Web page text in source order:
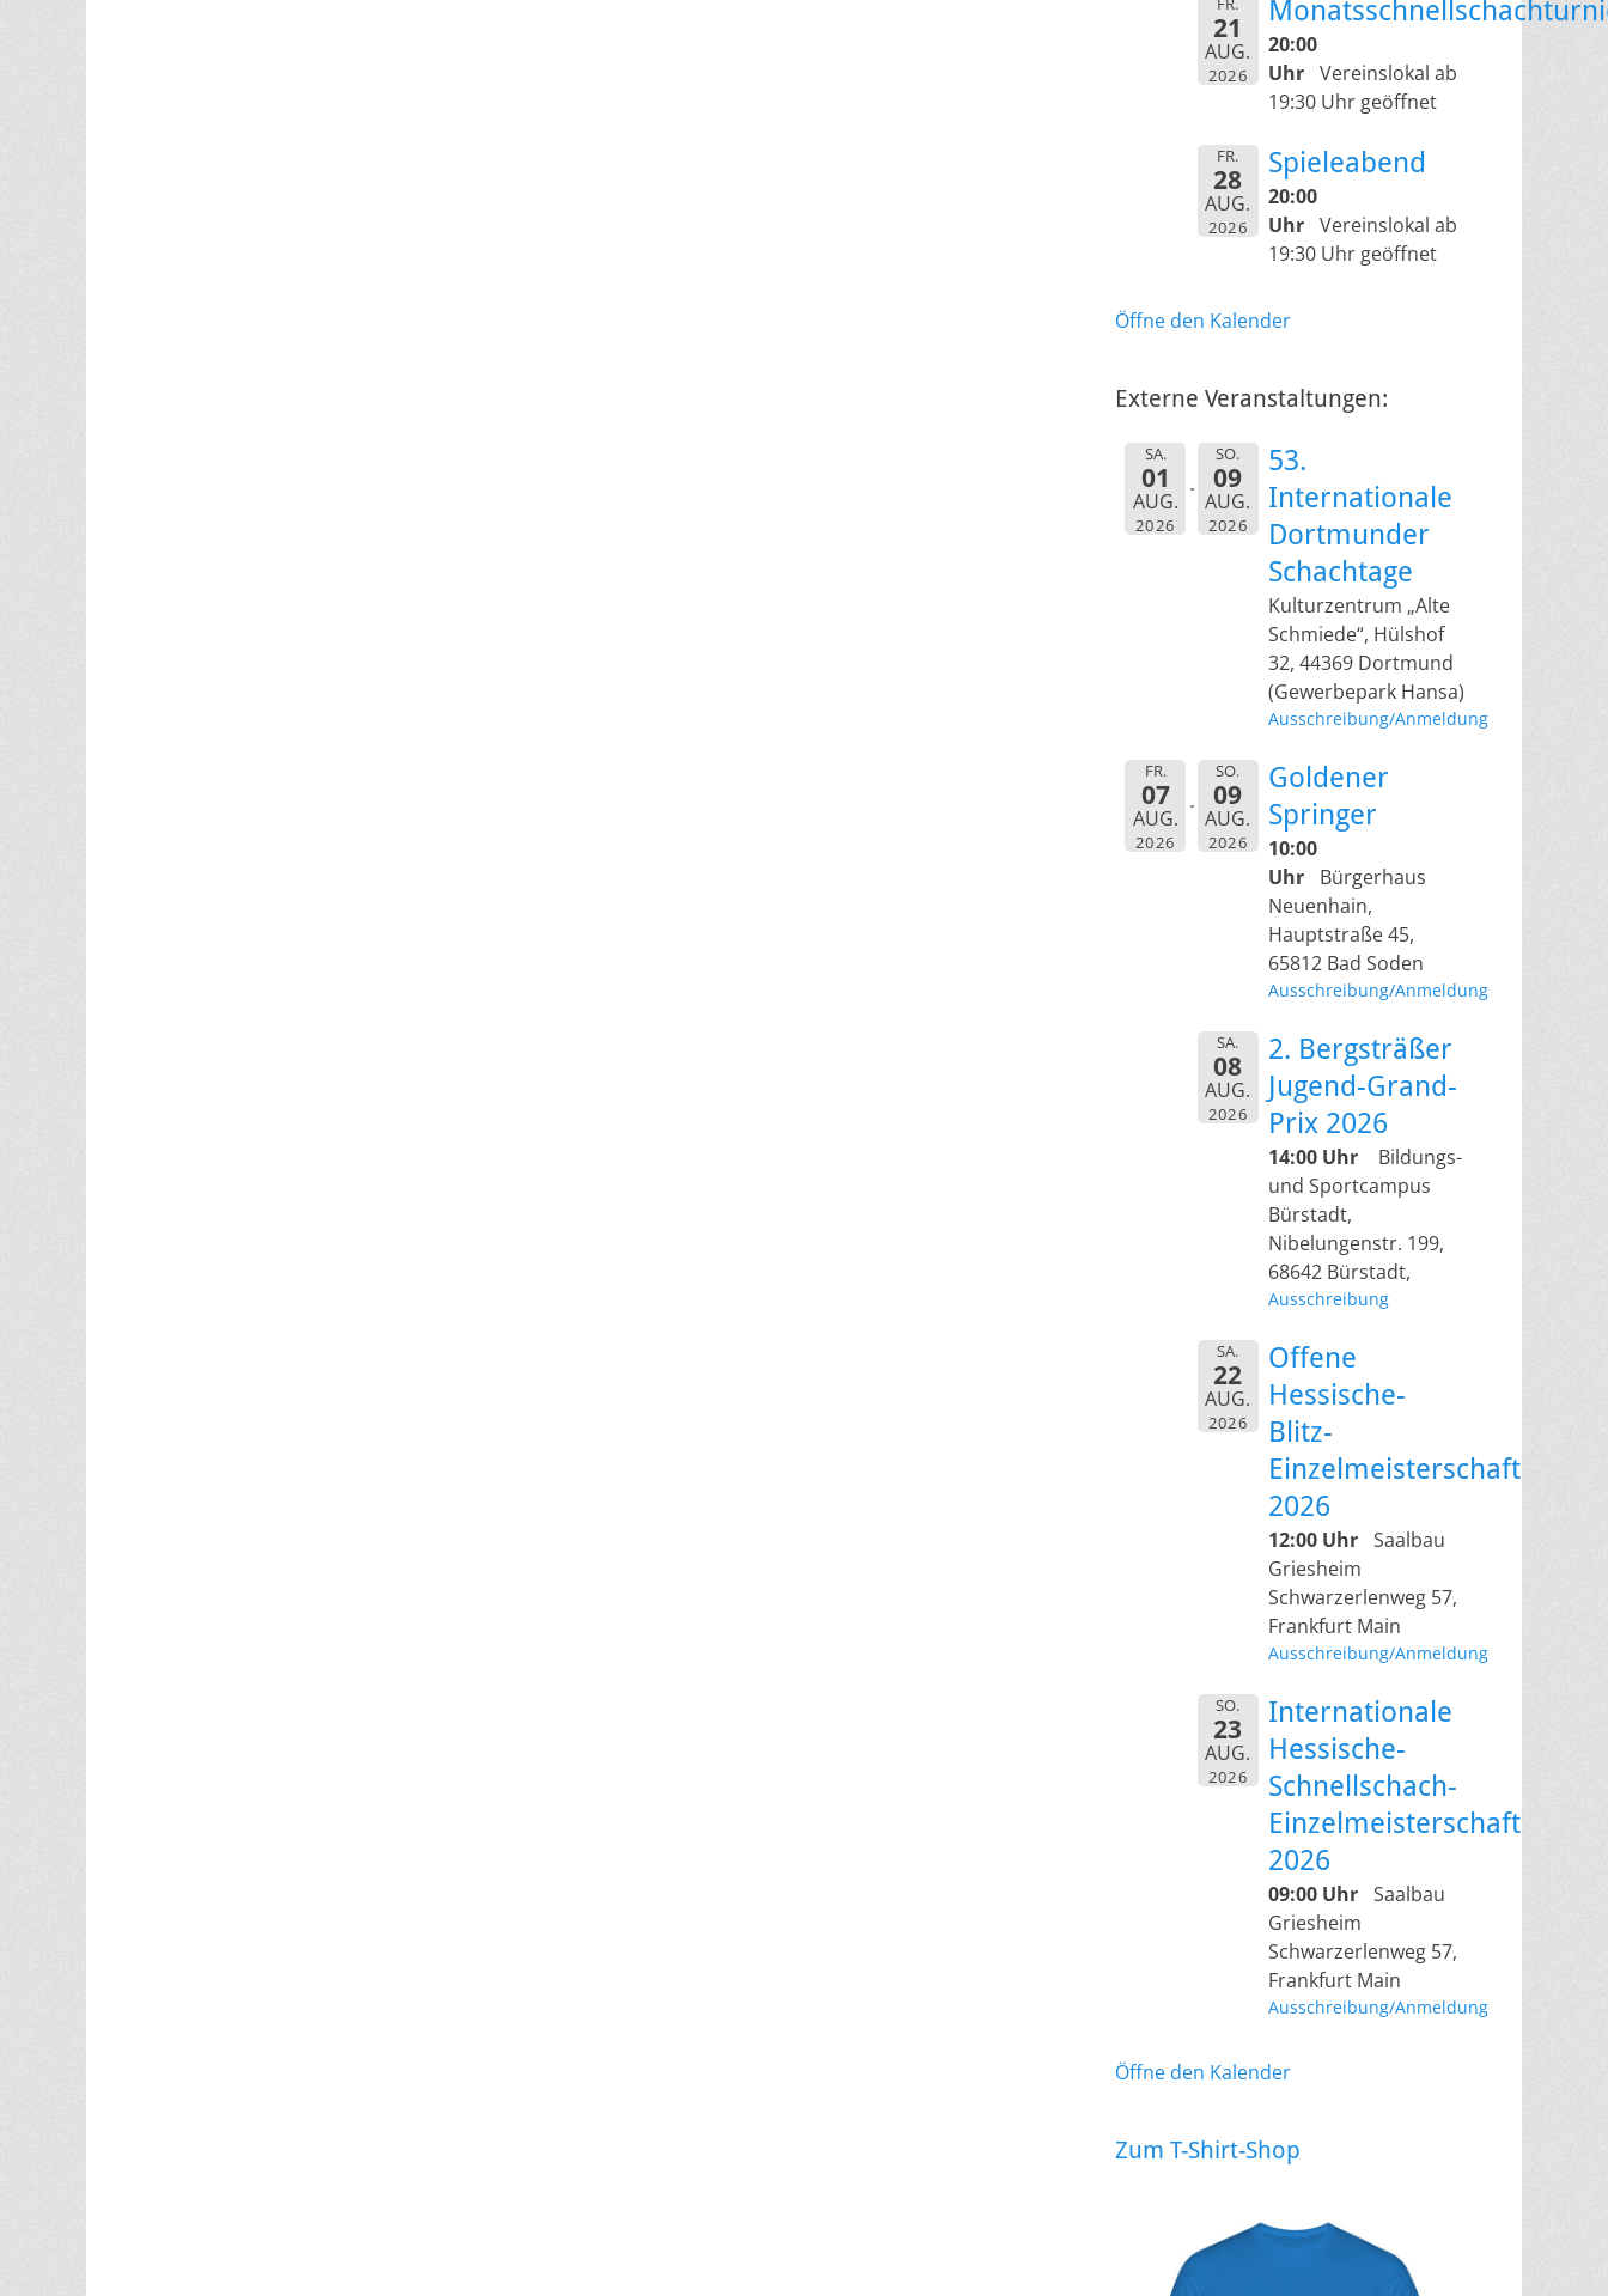
21
AUG.
2026
20:00
Uhr Vereinslokal ab
19:30 Uhr geöffnet
FR.
28
AUG.
2026
Spieleabend
20:00
Uhr Vereinslokal ab
19:30 Uhr geöffnet
Öffne den Kalender
Externe Veranstaltungen:
SA.
01
AUG.
2026
SO.
09
AUG.
2026
53.
Internationale
Dortmunder
Schachtage
Kulturzentrum „Alte
Schmiede“, Hülshof
32, 44369 Dortmund
(Gewerbepark Hansa)
Ausschreibung/Anmeldung
FR.
07
AUG.
2026
SO.
09
AUG.
2026
Goldener
Springer
10:00
Uhr
Bürgerhaus
Neuenhain,
Hauptstraße 45,
65812 Bad Soden
Ausschreibung/Anmeldung
SA.
08
AUG.
2026
2. Bergsträßer
Jugend-Grand-
Prix 2026
14:00 Uhr
Bildungs-
und Sportcampus
Bürstadt,
Nibelungenstr. 199,
68642 Bürstadt,
Ausschreibung
SA.
22
AUG.
2026
Offene
Hessische-
Blitz-
Einzelmeisterschaft
2026
12:00 Uhr Saalbau
Griesheim
Schwarzerlenweg 57,
Frankfurt Main
Ausschreibung/Anmeldung
SO.
23
AUG.
2026
Internationale
Hessische-
Schnellschach-
Einzelmeisterschaft
2026
09:00 Uhr Saalbau
Griesheim
Schwarzerlenweg 57,
Frankfurt Main
Ausschreibung/Anmeldung
Öffne den Kalender
Zum T-Shirt-Shop